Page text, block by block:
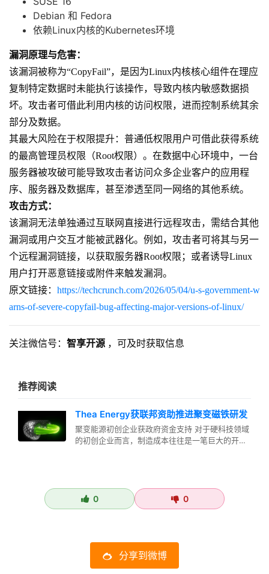
Debian 和 Fedora
依赖Linux内核的Kubernetes环境
漏洞原理与危害：
该漏洞被称为“CopyFail”，是因为Linux内核核心组件在理应
复制特定数据时未能执行该操作，导致内核内敏感数据损
坏。攻击者可借此利用内核的访问权限，进而控制系统其余
部分及数据。
其最大风险在于权限提升：普通低权限用户可借此获得系统
的最高管理员权限（Root权限）。在数据中心环境中，一台
服务器被攻破可能导致攻击者访问众多企业客户的应用程
序、服务器及数据库，甚至渗透至同一网络的其他系统。
攻击方式：
该漏洞无法单独通过互联网直接进行远程攻击，需结合其他
漏洞或用户交互才能被武器化。例如，攻击者可将其与另一
个远程漏洞链接，以获取服务器Root权限；或者诱导Linux
用户打开恶意链接或附件来触发漏洞。
原文链接： https://techcrunch.com/2026/05/04/u-s-government-w
arns-of-severe-copyfail-bug-affecting-major-versions-of-linux/
关注微信号： 智享开源 ，可及时获取信息
推荐阅读
Thea Energy获联邦资助推进聚变磁铁研发
聚变能源初创企业获政府资金支持 对于硬科技领域
的初创企业而言，制造成本往往是一笔巨大的开
0 0
分享到微博